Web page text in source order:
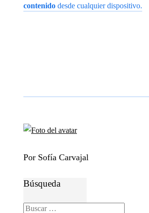
contenido desde cualquier dispositivo.
Por Sofía Carvajal
Búsqueda
Buscar: